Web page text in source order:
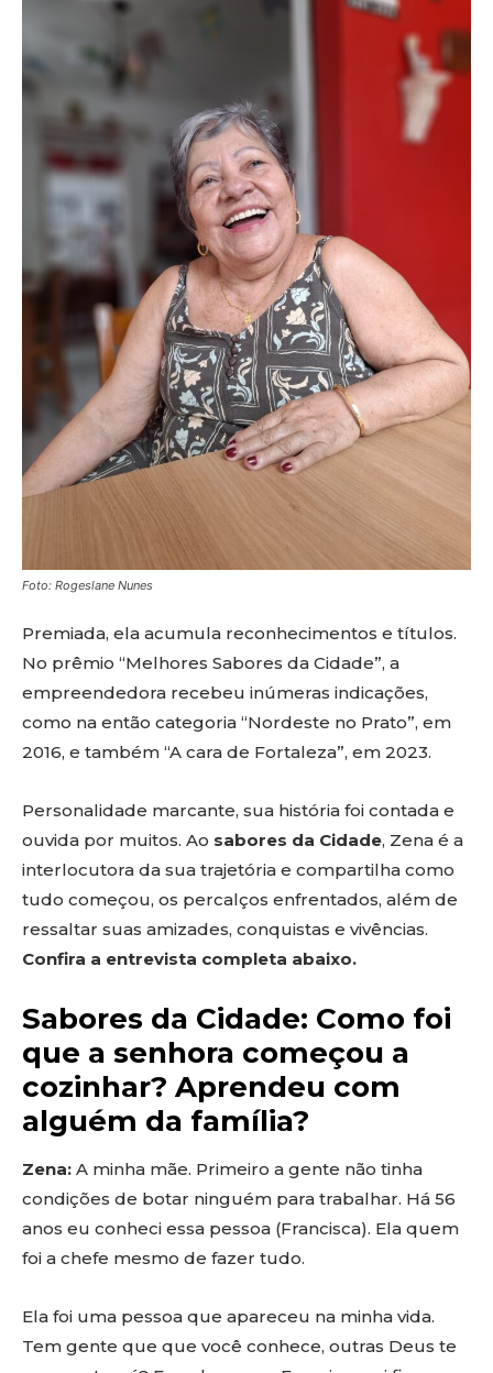
Foto: Rogeslane Nunes
Premiada, ela acumula reconhecimentos e títulos.
No prêmio “Melhores Sabores da Cidade”, a
empreendedora recebeu inúmeras indicações,
como na então categoria “Nordeste no Prato”, em
2016, e também “A cara de Fortaleza”, em 2023.
Personalidade marcante, sua história foi contada e
ouvida por muitos. Ao sabores da Cidade, Zena é a
interlocutora da sua trajetória e compartilha como
tudo começou, os percalços enfrentados, além de
ressaltar suas amizades, conquistas e vivências.
Confira a entrevista completa abaixo.
Sabores da Cidade: Como foi
que a senhora começou a
cozinhar? Aprendeu com
alguém da família?
Zena: A minha mãe. Primeiro a gente não tinha
condições de botar ninguém para trabalhar. Há 56
anos eu conheci essa pessoa (Francisca). Ela quem
foi a chefe mesmo de fazer tudo.
Ela foi uma pessoa que apareceu na minha vida.
Tem gente que que você conhece, outras Deus te